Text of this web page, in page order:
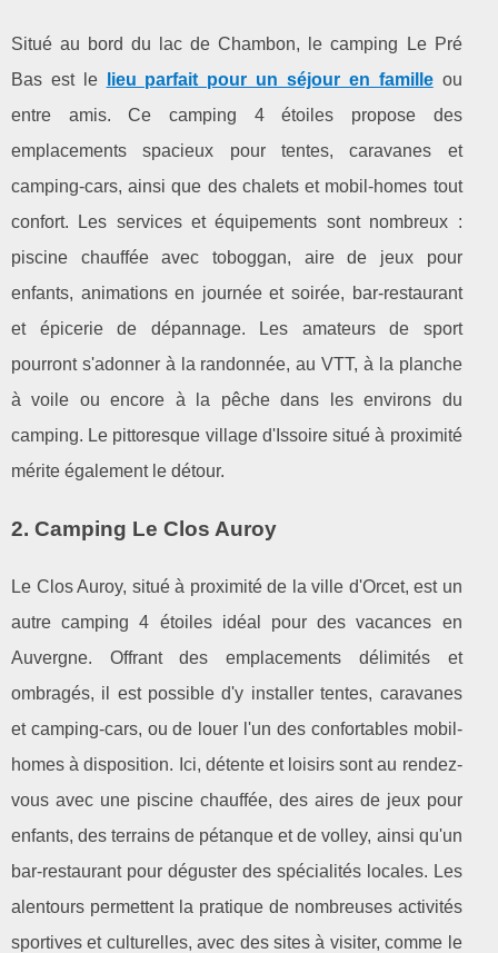
Situé au bord du lac de Chambon, le camping Le Pré
Bas est le
lieu parfait pour un séjour en familleou
entre amis. Ce camping 4 étoiles propose des
emplacements spacieux pour tentes, caravanes et
camping-cars, ainsi que des chalets et mobil-homes tout
confort. Les services et équipements sont nombreux :
piscine chauffée avec toboggan, aire de jeux pour
enfants, animations en journée et soirée, bar-restaurant
et épicerie de dépannage. Les amateurs de sport
pourront s'adonner à la randonnée, au VTT, à la planche
à voile ou encore à la pêche dans les environs du
camping. Le pittoresque village d'Issoire situé à proximité
mérite également le détour.
2. Camping Le Clos Auroy
Le Clos Auroy, situé à proximité de la ville d'Orcet, est un
autre camping 4 étoiles idéal pour des vacances en
Auvergne. Offrant des emplacements délimités et
ombragés, il est possible d'y installer tentes, caravanes
et camping-cars, ou de louer l'un des confortables mobil-
homes à disposition. Ici, détente et loisirs sont au rendez-
vous avec une piscine chauffée, des aires de jeux pour
enfants, des terrains de pétanque et de volley, ainsi qu'un
bar-restaurant pour déguster des spécialités locales. Les
alentours permettent la pratique de nombreuses activités
sportives et culturelles, avec des sites à visiter, comme le